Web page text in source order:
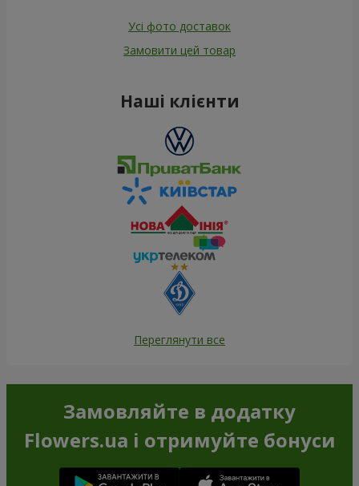
Усі фото доставок
Замовити цей товар
Наші клієнти
Переглянути все
Замовляйте в додатку
Flowers.ua і отримуйте бонуси